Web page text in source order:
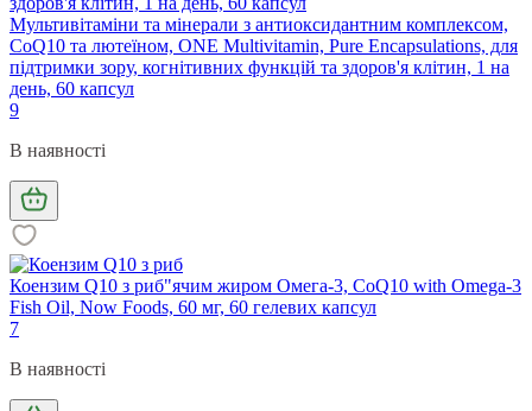
Мультивітаміни та мінерали з антиоксидантним комплексом,
CoQ10 та лютеїном, ONE Multivitamin, Pure Encapsulations, для
підтримки зору, когнітивних функцій та здоров'я клітин, 1 на
день, 60 капсул
9
В наявності
Коензим Q10 з риб"ячим жиром Омега-3, CoQ10 with Omega-3
Fish Oil, Now Foods, 60 мг, 60 гелевих капсул
7
В наявності